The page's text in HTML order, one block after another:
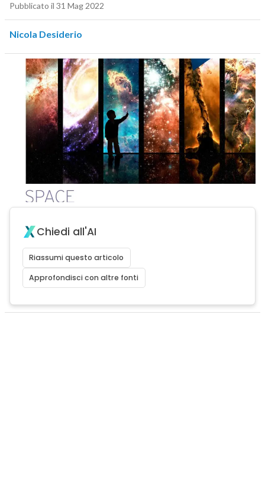
Pubblicato il 31 Mag 2022
Nicola Desiderio
Chiedi all'AI
Riassumi questo articolo
Approfondisci con altre fonti